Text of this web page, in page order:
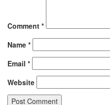
Comment *
Name *
Email *
Website